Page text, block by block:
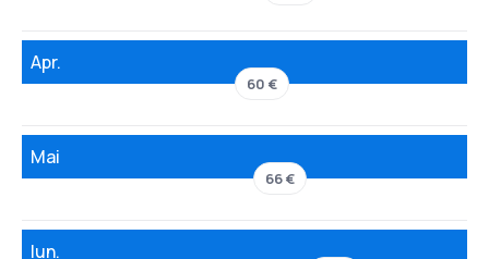
Apr.
60 €
Mai
66 €
Iun.